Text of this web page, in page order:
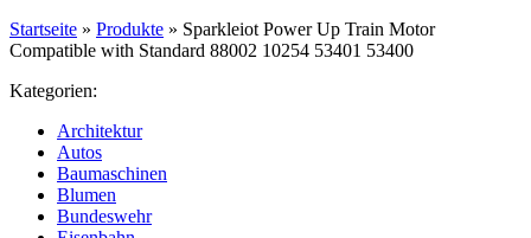
Startseite » Produkte » Sparkleiot Power Up Train Motor
Compatible with Standard 88002 10254 53401 53400
Kategorien:
Architektur
Autos
Baumaschinen
Blumen
Bundeswehr